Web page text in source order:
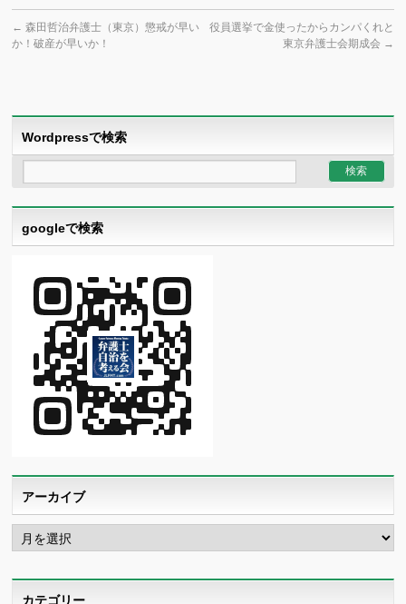
← 森田哲治弁護士（東京）懲戒が早い
か！破産が早いか！
役員選挙で金使ったからカンパくれと
東京弁護士会期成会 →
Wordpressで検索
googleで検索
アーカイブ
ア
ー
カ
カテゴリー